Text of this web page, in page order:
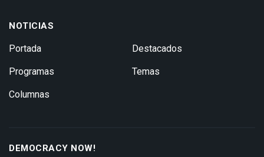
NOTICIAS
Portada
Programas
Columnas
Destacados
Temas
DEMOCRACY NOW!